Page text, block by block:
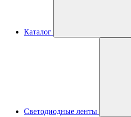
Каталог
Светодиодные ленты